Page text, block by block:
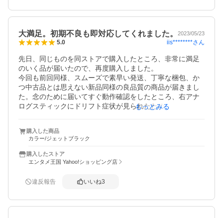
えます。
大満足。初期不良も即対応してくれました。 2023/05/23
5.0 iis********さん
先日、同じものを同ストアで購入したところ、非常に満足
のいく品が届いたので、再度購入しました。
今回も前回同様、スムーズで素早い発送、丁寧な梱包、か
つ中古品とは思えない新品同様の良品質の商品が届きまし
た。念のために届いてすぐ動作確認をしたところ、右アナ
ログスティックにドリフト症状が見られたため、問い合わ
ん、非常に状態の良い新品と見まごうばかりの品でした。
今後もPS4コントローラーを購入する際は、このストアか
ら購入したいと思っています。
もっとみる
購入した商品
カラー/ジェットブラック
購入したストア
エンタメ王国 Yahoo!ショッピング店
違反報告 いいね3